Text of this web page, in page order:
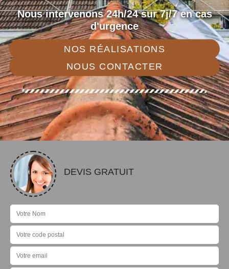
Nous intervenons 24h/24 sur 7j/7 en cas
d'urgence
NOS RÉALISATIONS
NOUS CONTACTER
DEVIS GRATUIT